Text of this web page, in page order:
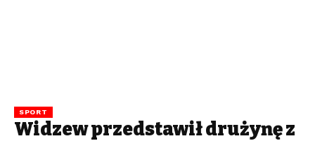
SPORT
Widzew przedstawił drużynę z